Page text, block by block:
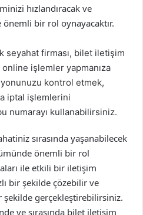
hızlandıracak ve
bir rol oynayacaktır.
seyahat firması, bilet iletişim
online işlemler yapmanıza
kontrol etmek,
iptal işlemlerini
numarayı kullanabilirsiniz.
sırasında yaşanabilecek
önemli bir rol
ile etkili bir iletişim
bir şekilde çözebilir ve
gerçekleştirebilirsiniz.
ve sırasında bilet iletişim